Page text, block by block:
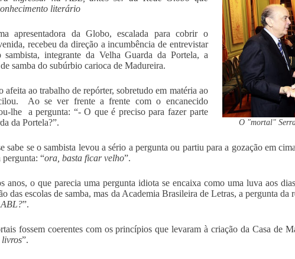
O "mortal"
literário
apresentadora da Globo, escalada para cobrir o
recebeu da direção a incumbência de entrevistar
sambista, integrante da Velha Guarda da Portela, a
samba do subúrbio carioca de Madureira.
afeita ao trabalho de repórter, sobretudo em matéria ao
Ao se ver frente a frente com o encanecido
lhe a pergunta: “- O que é preciso para fazer parte
da Portela?”.
sabe se o sambista levou a sério a pergunta ou partiu para a gozação em
pergunta: “ora, basta ficar velho”.
anos, o que parecia uma pergunta idiota se encaixa como uma luva aos
das escolas de samba, mas da Academia Brasileira de Letras, a pergunta da
”.
fossem coerentes com os princípios que levaram à criação da Casa de
livros”.